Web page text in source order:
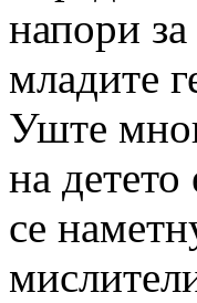
напори
младите
Уште
на
се